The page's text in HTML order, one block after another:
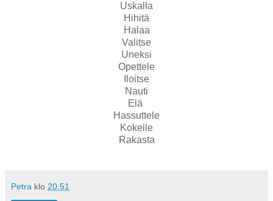
Uskalla
Hihitä
Halaa
Valitse
Uneksi
Opettele
Iloitse
Nauti
Elä
Hassuttele
Kokeile
Rakasta
Petra klo 20.51